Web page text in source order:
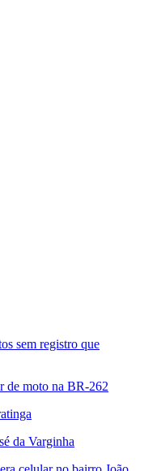
sem registro que
de moto na BR-262
da Varginha